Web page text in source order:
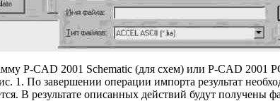
P-CAD 2001 Schematic (для схем) или P-CAD
1. По завершении операции импорта результат
В результате описанных действий будут